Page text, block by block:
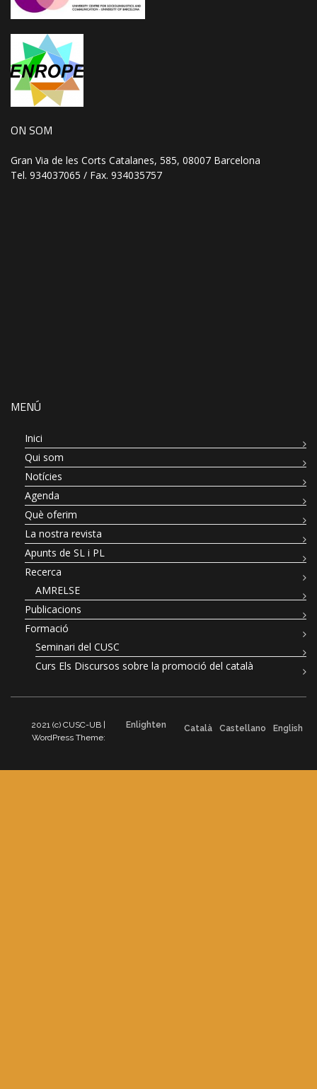
ON SOM
Gran Via de les Corts Catalanes, 585, 08007 Barcelona
Tel. 934037065 / Fax. 934035757
MENÚ
Inici
Qui som
Notícies
Agenda
Què oferim
La nostra revista
Apunts de SL i PL
Recerca
AMRELSE
Publicacions
Formació
Seminari del CUSC
Curs Els Discursos sobre la promoció del català
2021 (c) CUSC-UB |
WordPress Theme:
Enlighten Català Castellano English